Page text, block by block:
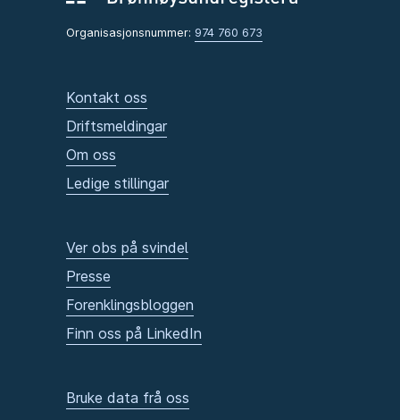
Organisasjonsnummer: 974 760 673
Kontakt oss
Driftsmeldingar
Om oss
Ledige stillingar
Ver obs på svindel
Presse
Forenklingsbloggen
Finn oss på LinkedIn
Bruke data frå oss